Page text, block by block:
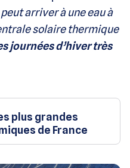
peut arriver à une eau à
solaire thermique
journées d’hiver très
plus grandes
de France